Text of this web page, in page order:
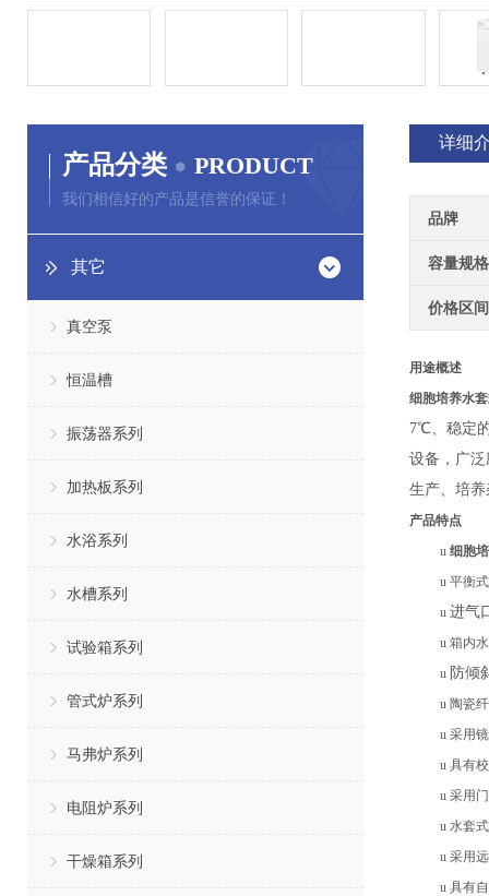
产品分类 PRODUCT
我们相信好的产品是信誉的保证！
其它
真空泵
恒温槽
振荡器系列
加热板系列
水浴系列
水槽系列
试验箱系列
管式炉系列
马弗炉系列
电阻炉系列
干燥箱系列
详细
品牌
容量规格
价格区间
用途概述
细胞培养水
7℃、稳定
设备，广
生产、培
产品特点
u 细胞
u 平衡
u 进气
u 箱内
u 防倾
u 陶瓷
u 采用
u 具有
u 采用
u 水套
u 采用
u 具有